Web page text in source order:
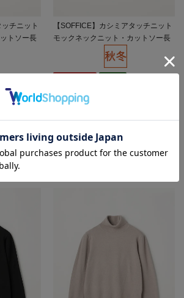
ッチニット
トソー長
ィース】
）
【SOFFICE】カシミアタッチニット
モックネックニット・カットソー長
袖ソフィーチェ秋冬【レディース】
価格 4,389
FF対象
4.0（4）